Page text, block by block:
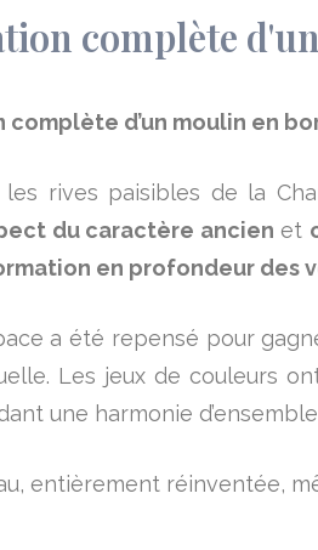
complète
complète d’un moulin en
rives paisibles de la
du caractère ancien et
en profondeur des
a été repensé pour
Les jeux de couleurs
une harmonie
entièrement réinventée,